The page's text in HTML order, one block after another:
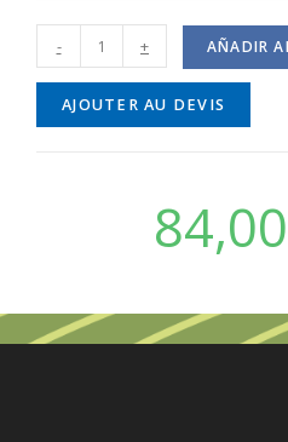
- + AÑADIR
AJOUTER AU DEVIS
84,00